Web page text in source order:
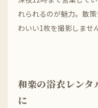
れられるのが魅力。散
わいい1枚を撮影しませ
和楽の浴衣レン
に